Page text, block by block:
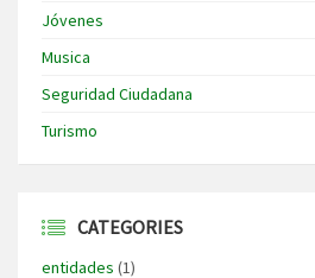
Jóvenes
Musica
Seguridad Ciudadana
Turismo
CATEGORIES
entidades (1)